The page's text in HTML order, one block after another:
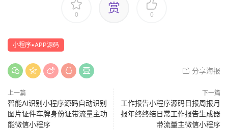
0 赏 0
小程序▪APP源码
分享海报
上一篇
智能AI识别小程序源码自动识别
图片证件车牌身份证带流量主功
能微信小程序
下一篇
工作报告小程序源码日报周报月
报年终终结日常工作报告生成器
带流量主微信小程序